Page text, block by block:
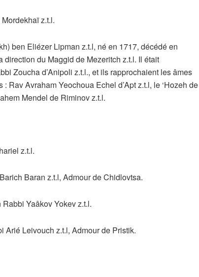
z.t.l.
ben Eliézer Lipman z.t.l, né en 1717, décédé en
du Maggid de Mezeritch z.t.l. Il était
Zoucha d’Anipoli z.t.l., et ils rapprochaient les âmes
Rav Avraham Yeochoua Echel d’Apt z.t.l, le ‘Hozeh de
Mendel de Riminov z.t.l.
z.t.l.
Baran z.t.l, Admour de Chidlovtsa.
Yaâkov Yokev z.t.l.
Arié Leivouch z.t.l, Admour de Pristik.